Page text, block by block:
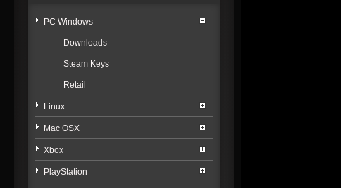
PC Windows
Downloads
Steam Keys
Retail
Linux
Mac OSX
Xbox
PlayStation